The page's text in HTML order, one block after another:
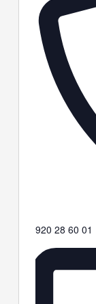
Teléfono
920 28 60 01